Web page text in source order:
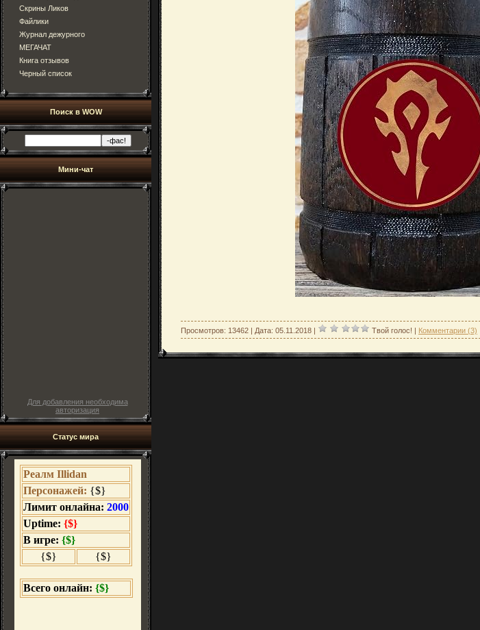
Скрины Ликов
Файлики
Журнал дежурного
МЕГАЧАТ
Книга отзывов
Черный список
Поиск в WOW
Мини-чат
Для добавления необходима
авторизация
Статус мира
Просмотров: 13462 | Дата: 05.11.2018 Твой голос! Комментарии (3)